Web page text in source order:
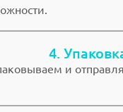
4.
и